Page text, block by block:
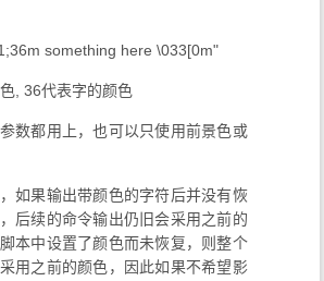
something here \033[0m"
, 36代表字的颜色
数都用上，也可以只使用前景色或
如果输出带颜色的字符后并没有恢
后续的命令输出仍旧会采用之前的
本中设置了颜色而未恢复，则整个
用之前的颜色，因此如果不希望影